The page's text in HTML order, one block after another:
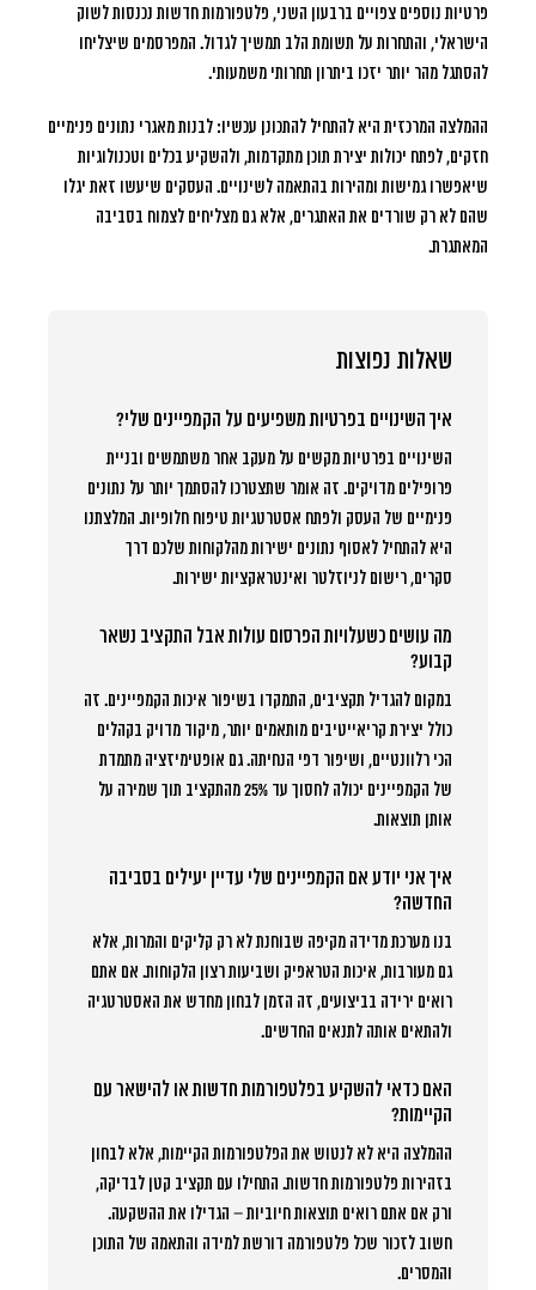
פרטיות נוספים צפויים ברבעון השני, פלטפורמות חדשות נכנסות לשוק
הישראלי, והתחרות על תשומת הלב תמשיך לגדול. המפרסמים שיצליחו
להסתגל מהר יותר יזכו ביתרון תחרותי משמעותי.
ההמלצה המרכזית היא להתחיל להתכונן עכשיו: לבנות מאגרי נתונים פנימיים
חזקים, לפתח יכולות יצירת תוכן מתקדמות, ולהשקיע בכלים וטכנולוגיות
שיאפשרו גמישות ומהירות בהתאמה לשינויים. העסקים שיעשו זאת יגלו
שהם לא רק שורדים את האתגרים, אלא גם מצליחים לצמוח בסביבה
המאתגרת.
שאלות נפוצות
איך השינויים בפרטיות משפיעים על הקמפיינים שלי?
השינויים בפרטיות מקשים על מעקב אחר משתמשים ובניית
פרופילים מדויקים. זה אומר שתצטרכו להסתמך יותר על נתונים
פנימיים של העסק ולפתח אסטרטגיות טיפוח חלופיות. המלצתנו
היא להתחיל לאסוף נתונים ישירות מהלקוחות שלכם דרך
סקרים, רישום לניוזלטר ואינטראקציות ישירות.
מה עושים כשעלויות הפרסום עולות אבל התקציב נשאר
קבוע?
במקום להגדיל תקציבים, התמקדו בשיפור איכות הקמפיינים. זה
כולל יצירת קריאייטיבים מותאמים יותר, מיקוד מדויק בקהלים
הכי רלוונטיים, ושיפור דפי הנחיתה. גם אופטימיזציה מתמדת
של הקמפיינים יכולה לחסוך עד 25% מהתקציב תוך שמירה על
אותן תוצאות.
איך אני יודע אם הקמפיינים שלי עדיין יעילים בסביבה
החדשה?
בנו מערכת מדידה מקיפה שבוחנת לא רק קליקים והמרות, אלא
גם מעורבות, איכות הטראפיק ושביעות רצון הלקוחות. אם אתם
רואים ירידה בביצועים, זה הזמן לבחון מחדש את האסטרטגיה
ולהתאים אותה לתנאים החדשים.
האם כדאי להשקיע בפלטפורמות חדשות או להישאר עם
הקיימות?
ההמלצה היא לא לנטוש את הפלטפורמות הקיימות, אלא לבחון
בזהירות פלטפורמות חדשות. התחילו עם תקציב קטן לבדיקה,
ורק אם אתם רואים תוצאות חיוביות – הגדילו את ההשקעה.
חשוב לזכור שכל פלטפורמה דורשת למידה והתאמה של התוכן
והמסרים.